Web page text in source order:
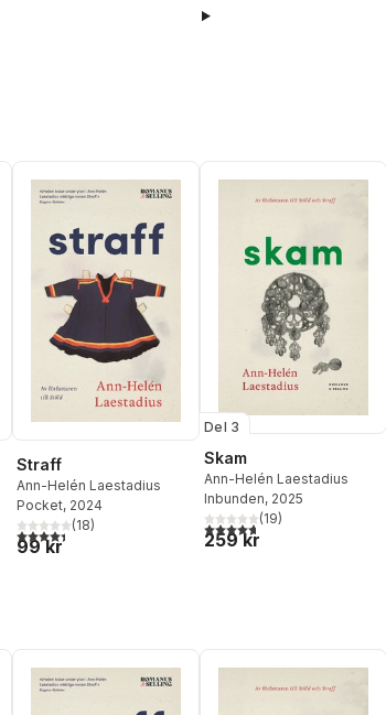
röster:
Straff
Ann-Helén Laestadius
Pocket, 2024
4,4utav 5 stjärnor. Totalt antal röster:
(18)
99 kr
Del 3
Skam
Ann-Helén Laestadius
Inbunden, 2025
4,7utav 5 stjärnor. Totalt
(19)
259 kr